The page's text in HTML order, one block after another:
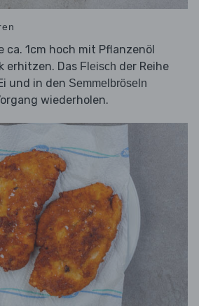
ca. 1cm hoch mit Pflanzenöl
erhitzen. Das Fleisch der Reihe
und in den Semmelbröseln
wiederholen.